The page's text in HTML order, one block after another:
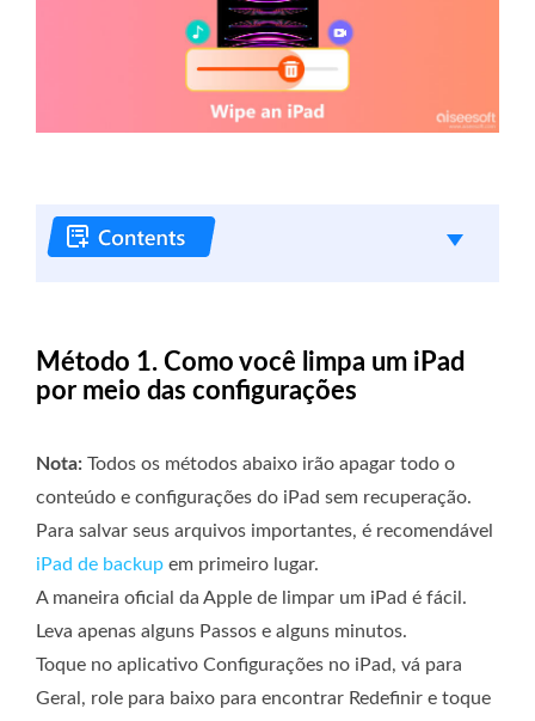
Método 1. Como você limpa um iPad
por meio das configurações
Nota: Todos os métodos abaixo irão apagar todo o
conteúdo e configurações do iPad sem recuperação.
Para salvar seus arquivos importantes, é recomendável
iPad de backup em primeiro lugar.
A maneira oficial da Apple de limpar um iPad é fácil.
Leva apenas alguns Passos e alguns minutos.
Toque no aplicativo Configurações no iPad, vá para
Geral, role para baixo para encontrar Redefinir e toque